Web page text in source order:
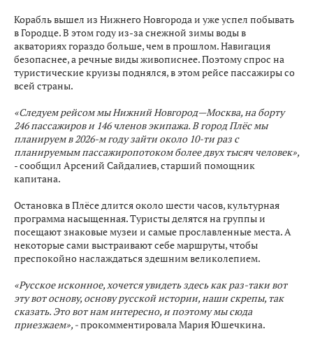
Корабль вышел из Нижнего Новгорода и уже успел побывать
в Городце. В этом году из-за снежной зимы воды в
акваториях гораздо больше, чем в прошлом. Навигация
безопаснее, а речные виды живописнее. Поэтому спрос на
туристические круизы поднялся, в этом рейсе пассажиры со
всей страны.
«Следуем рейсом мы Нижний Новгород—Москва, на борту
246 пассажиров и 146 членов экипажа. В город Плёс мы
планируем в 2026-м году зайти около 10-ти раз с
планируемым пассажиропотоком более двух тысяч человек»,
- сообщил Арсений Сайдалиев, старший помощник
капитана.
Остановка в Плёсе длится около шести часов, культурная
программа насыщенная. Туристы делятся на группы и
посещают знаковые музеи и самые прославленные места. А
некоторые сами выстраивают себе маршруты, чтобы
преспокойно наслаждаться здешним великолепием.
«Русское исконное, хочется увидеть здесь как раз-таки вот
эту вот основу, основу русской истории, наши скрепы, так
сказать. Это вот нам интересно, и поэтому мы сюда
приезжаем», -прокомментировала Мария Юшечкина.